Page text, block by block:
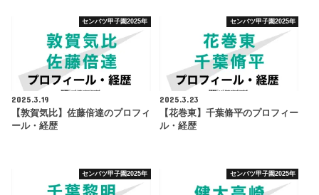
センバツ甲子園2025年
2025.3.19
【敦賀気比】佐藤倍達のプロフィ
ール・経歴
センバツ甲子園2025年
2025.3.23
【花巻東】千葉脩平のプロフィー
ル・経歴
センバツ甲子園2025年 センバツ甲子園2025年